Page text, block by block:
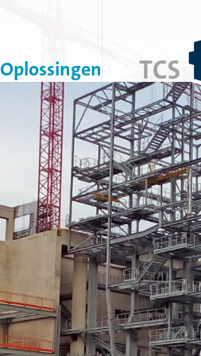
Oplossingen